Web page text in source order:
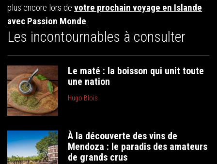
plus encore lors de votre prochain voyage en Islande
avec Passion Monde
Les incontournables à consulter
Le maté : la boisson qui unit toute
une nation
Hugo Blois
À la découverte des vins de
Mendoza : le paradis des amateurs
de grands crus